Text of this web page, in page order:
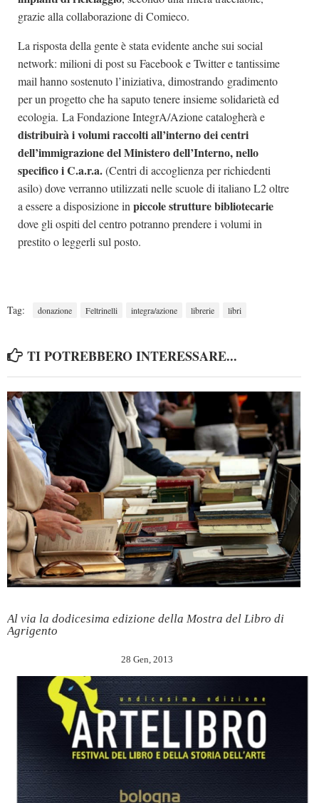
Marketing
grazie alla collaborazione di Comieco.
La risposta della gente è stata evidente anche sui social
network: milioni di post su Facebook e Twitter e tantissime
mail hanno sostenuto l’iniziativa, dimostrando gradimento
per un progetto che ha saputo tenere insieme solidarietà ed
ecologia. La Fondazione IntegrA/Azione catalogherà e
distribuirà i volumi raccolti all’interno dei centri
dell’immigrazione del Ministero dell’Interno, nello
specifico i C.a.r.a.(Centri di accoglienza per richiedenti
asilo) dove verranno utilizzati nelle scuole di italiano L2 oltre
a essere a disposizione in piccole strutture bibliotecarie
dove gli ospiti del centro potranno prendere i volumi in
prestito o leggerli sul posto.
Tag: donazione Feltrinelli integra/azione librerie libri
TI POTREBBERO INTERESSARE...
Al via la dodicesima edizione della Mostra del Libro di
Agrigento
28 Gen, 2013